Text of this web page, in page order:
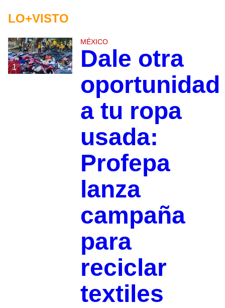
LO+VISTO
1
MÉXICO
Dale otra
oportunidad
a tu ropa
usada:
Profepa
lanza
campaña
para
reciclar
textiles